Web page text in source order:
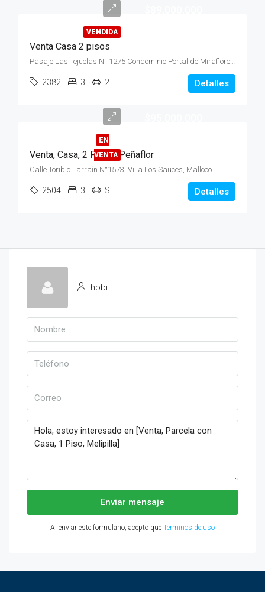
VENDIDA
Venta Casa 2 pisos
Pasaje Las Tejuelas N° 1275 Condominio Portal de Miraflores, Peñaflor
2382 3 2 Detalles
EN
VENTA
Venta, Casa, 2 Pisos, Peñaflor
Calle Toribio Larraín N°1573, Villa Los Sauces, Malloco
2504 3 Si Detalles
hpbi
Enviar mensaje
Al enviar este formulario, acepto que Terminos de uso